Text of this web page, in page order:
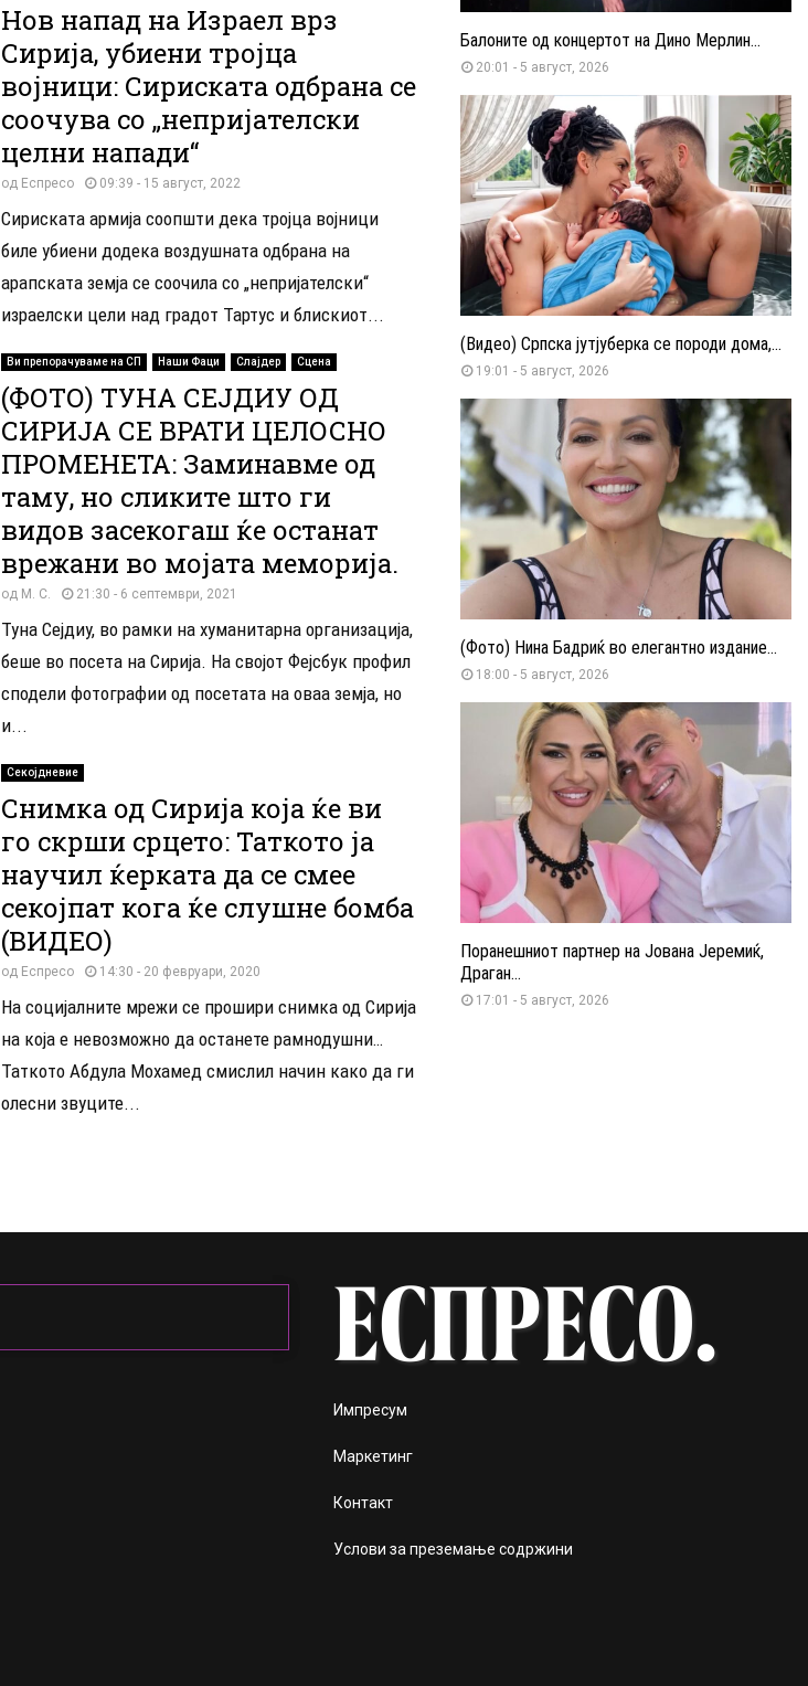
Нов напад на Израел врз
Сирија, убиени тројца
војници: Сириската одбрана се
соочува со „непријателски
целни напади“
од Еспресо 09:39 - 15 август, 2022
Сириската армија соопшти дека тројца војници
биле убиени додека воздушната одбрана на
арапската земја се соочила со „непријателски“
израелски цели над градот Тартус и блискиот...
Ви препорачуваме на СП Наши Фаци Слајдер Сцена
(ФОТО) ТУНА СЕЈДИУ ОД
СИРИЈА СЕ ВРАТИ ЦЕЛОСНО
ПРОМЕНЕТА: Заминавме од
таму, но сликите што ги
видов засекогаш ќе останат
врежани во мојата меморија.
од М. С. 21:30 - 6 септември, 2021
Туна Сејдиу, во рамки на хуманитарна организација,
беше во посета на Сирија. На својот Фејсбук профил
сподели фотографии од посетата на оваа земја, но
и...
Секојдневие
Снимка од Сирија која ќе ви
го скрши срцето: Таткото ја
научил ќерката да се смее
секојпат кога ќе слушне бомба
(ВИДЕО)
од Еспресо 14:30 - 20 февруари, 2020
На социјалните мрежи се прошири снимка од Сирија
на која е невозможно да останете рамнодушни…
Таткото Абдула Мохамед смислил начин како да ги
олесни звуците...
Балоните од концертот на Дино Мерлин...
20:01 - 5 август, 2026
(Видео) Српска јутјуберка се породи дома,...
19:01 - 5 август, 2026
(Фото) Нина Бадриќ во елегантно издание...
18:00 - 5 август, 2026
Поранешниот партнер на Јована Јеремиќ,
Драган...
17:01 - 5 август, 2026
Импресум
Маркетинг
Контакт
Услови за преземање содржини